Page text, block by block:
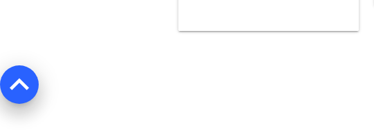
keyboard_arrow_up